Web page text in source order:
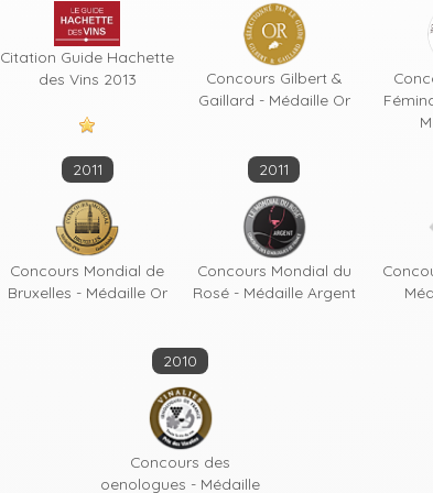
Citation Guide Hachette
des Vins 2013
Concours Gilbert &
Gaillard - Médaille Or
2011
Concours Mondial de
Bruxelles - Médaille Or
2011
Concours Mondial du
Rosé - Médaille Argent
2010
Concours des
oenologues - Médaille